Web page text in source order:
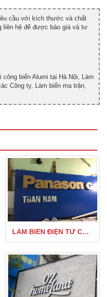
cầu với kích thước và chất
liên hệ để được báo giá và tư
công biển Alumi tại Hà Nội, Làm
Công ty, Làm biển ma trận,
LÀM BIỂN ĐIỆN TỬ CHỮ CHẠY GIÁ RẺ